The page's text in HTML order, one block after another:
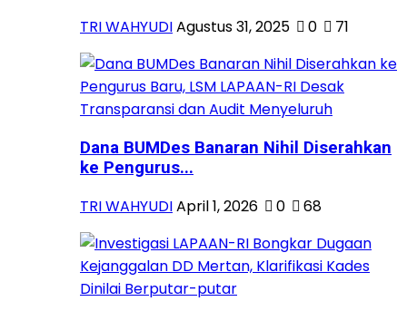
TRI WAHYUDIAgustus 31, 2025 0 71
Dana BUMDes Banaran Nihil Diserahkan
ke Pengurus...
TRI WAHYUDIApril 1, 2026 0 68